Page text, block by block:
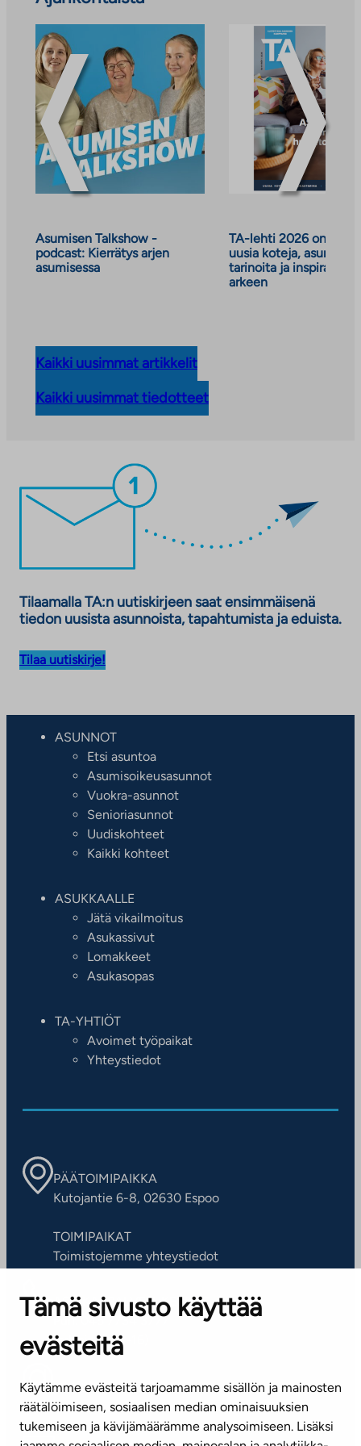
Tämä sivusto käyttää
evästeitä
Käytämme evästeitä tarjoamamme sisällön ja mainosten
räätälöimiseen, sosiaalisen median ominaisuuksien
tukemiseen ja kävijämäärämme analysoimiseen. Lisäksi
ja
tiedotteet
Asumisen Talkshow -
podcast: Kierrätys arjen
asumisessa
TA-lehti 2026 on
uusia koteja, asumisen
tarinoita ja
arkeen
Kaikki uusimmat artikkelit
Kaikki uusimmat tiedotteet
Tilaamalla TA:n uutiskirjeen saat ensimmäisenä
tiedon uusista asunnoista, tapahtumista ja eduista.
Tilaa uutiskirje!
ASUNNOT
Etsi asuntoa
Asumisoikeusasunnot
Vuokra-asunnot
Senioriasunnot
Uudiskohteet
Kaikki kohteet
ASUKKAALLE
Jätä vikailmoitus
Asukassivut
Lomakkeet
Asukasopas
TA-YHTIÖT
Avoimet työpaikat
Yhteystiedot
PÄÄTOIMIPAIKKA
Kutojantie 6-8, 02630 Espoo
TOIMIPAIKAT
Toimistojemme yhteystiedot
ASIAKASPALVELUKESKUS
Puh. 045 7734 3777
(arkisin klo 8-16)
info@ta.fi